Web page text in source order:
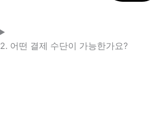
2. 어떤 결제 수단이 가능한가요?